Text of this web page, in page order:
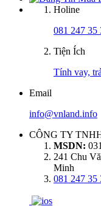
Holine
081 247 35
Tiện Ích
Tính vay,
Email
info@vnland.info
CÔNG TY
MSDN:
241 Chu
Minh
081 247 35